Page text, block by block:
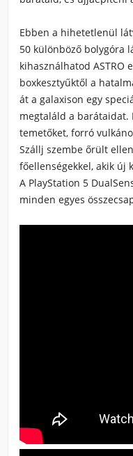
Ebben a hihetetlenül
50 különböző bolygóra
kihasználhatod ASTRO
boxkesztyűktől a
át a galaxison egy
megtaláld a barátaidat.
temetőket, forró
Szállj szembe őrült
főellenségekkel, akik új
A PlayStation 5
minden egyes